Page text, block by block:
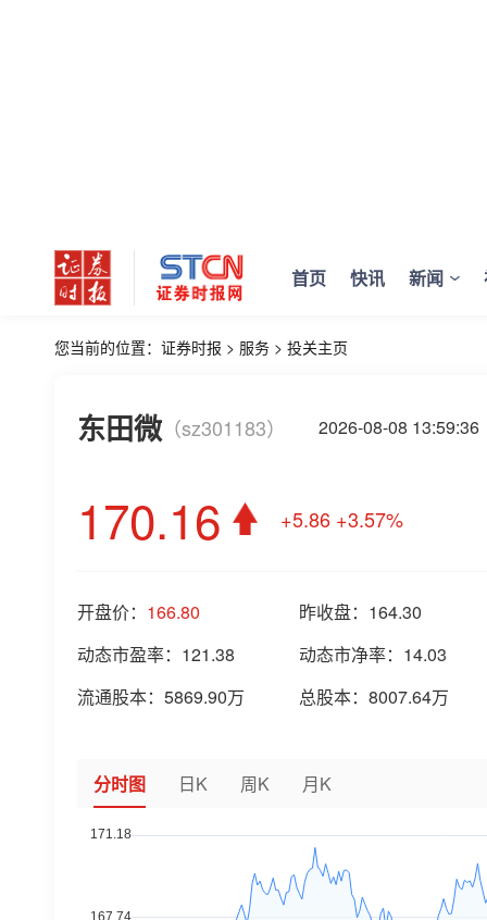
首页 快讯 新闻
您当前的位置： 证券时报 > 服务 > 投关主页
东田微 （sz301183） 2026-08-08 13:59:36
170.16 +5.86 +3.57%
开盘价： 166.80 昨收盘： 164.30
动态市盈率： 121.38 动态市净率： 14.03
流通股本： 5869.90万 总股本： 8007.64万
分时图 日K 周K 月K